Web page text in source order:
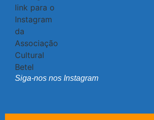
Siga-nos nos Instagram